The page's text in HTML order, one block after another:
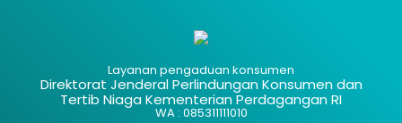
Layanan pengaduan konsumen
Direktorat Jenderal Perlindungan Konsumen dan
Tertib Niaga Kementerian Perdagangan RI
WA : 085311111010